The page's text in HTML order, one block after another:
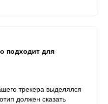
подходит для
трекера выделялся
должен сказать